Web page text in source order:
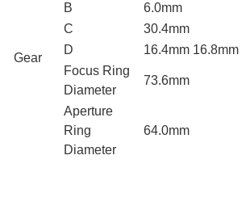
Gear
B
6.0mm
C
30.4mm
D
16.4mm 16.8mm
Focus Ring
Diameter
73.6mm
Aperture
Ring
Diameter
64.0mm